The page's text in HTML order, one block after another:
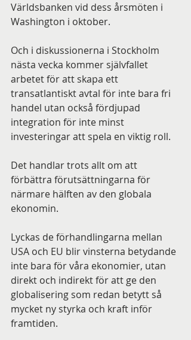
Världsbanken vid dess årsmöten i
Washington i oktober.
Och i diskussionerna i Stockholm
nästa vecka kommer självfallet
arbetet för att skapa ett
transatlantiskt avtal för inte bara fri
handel utan också fördjupad
integration för inte minst
investeringar att spela en viktig roll.
Det handlar trots allt om att
förbättra förutsättningarna för
närmare hälften av den globala
ekonomin.
Lyckas de förhandlingarna mellan
USA och EU blir vinsterna betydande
inte bara för våra ekonomier, utan
direkt och indirekt för att ge den
globalisering som redan betytt så
mycket ny styrka och kraft inför
framtiden.